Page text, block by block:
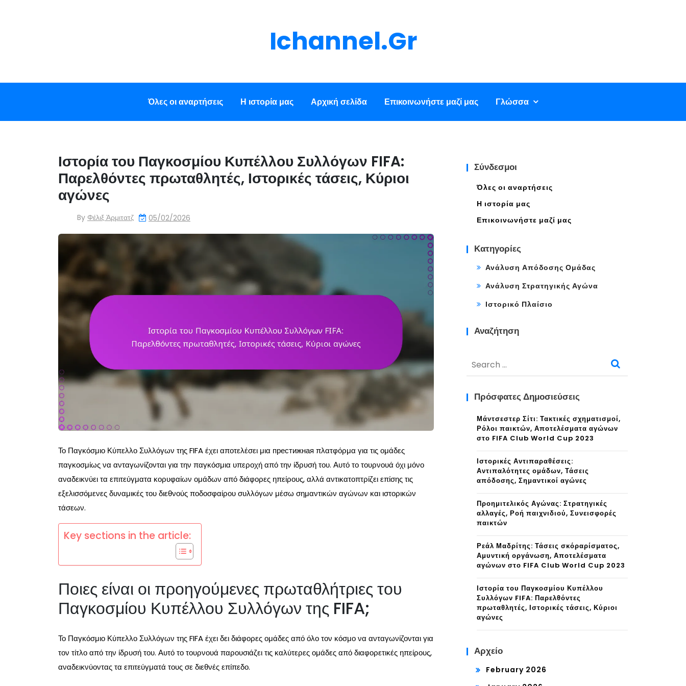
Ichannel.gr
Όλες οι αναρτήσεις Η ιστορία μας Αρχική σελίδα Επικοινωνήστε μαζί μας Γλώσσα
Ιστορία του Παγκοσμίου Κυπέλλου Συλλόγων FIFA:
Παρελθόντες πρωταθλητές, Ιστορικές τάσεις, Κύριοι
αγώνες
By Φέλιξ Άρμιτατζ 05/02/2026
Το Παγκόσμιο Κύπελλο Συλλόγων της FIFA έχει αποτελέσει μια престижная πλατφόρμα για τις ομάδες
παγκοσμίως να ανταγωνίζονται για την παγκόσμια υπεροχή από την ίδρυσή του. Αυτό το τουρνουά όχι μόνο
αναδεικνύει τα επιτεύγματα κορυφαίων ομάδων από διάφορες ηπείρους, αλλά αντικατοπτρίζει επίσης τις
εξελισσόμενες δυναμικές του διεθνούς ποδοσφαίρου συλλόγων μέσω σημαντικών αγώνων και ιστορικών
τάσεων.
Key sections in the article:
Ποιες είναι οι προηγούμενες πρωταθλήτριες του
Παγκοσμίου Κυπέλλου Συλλόγων της FIFA;
Το Παγκόσμιο Κύπελλο Συλλόγων της FIFA έχει δει διάφορες ομάδες από όλο τον κόσμο να ανταγωνίζονται για
τον τίτλο από την ίδρυσή του. Αυτό το τουρνουά παρουσιάζει τις καλύτερες ομάδες από διαφορετικές ηπείρους,
αναδεικνύοντας τα επιτεύγματά τους σε διεθνές επίπεδο.
Σύνδεσμοι
Όλες οι αναρτήσεις
Η ιστορία μας
Επικοινωνήστε μαζί μας
Κατηγορίες
Ανάλυση Απόδοσης Ομάδας
Ανάλυση Στρατηγικής Αγώνα
Ιστορικό Πλαίσιο
Αναζήτηση
for:
Πρόσφατες Δημοσιεύσεις
Μάντσεστερ Σίτι: Τακτικές σχηματισμοί,
Ρόλοι παικτών, Αποτελέσματα αγώνων
στο FIFA Club World Cup 2023
Ιστορικές Αντιπαραθέσεις:
Αντιπαλότητες ομάδων, Τάσεις
απόδοσης, Σημαντικοί αγώνες
Προημιτελικός Αγώνας: Στρατηγικές
αλλαγές, Ροή παιχνιδιού, Συνεισφορές
παικτών
Ρεάλ Μαδρίτης: Τάσεις σκόραρίσματος,
Αμυντική οργάνωση, Αποτελέσματα
αγώνων στο FIFA Club World Cup 2023
Ιστορία του Παγκοσμίου Κυπέλλου
Συλλόγων FIFA: Παρελθόντες
πρωταθλητές, Ιστορικές τάσεις, Κύριοι
αγώνες
Αρχείο
February 2026